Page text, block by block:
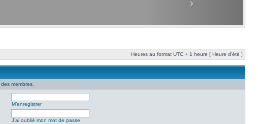
Heures au format UTC + 1 heure [ Heure d’été ]
membres.
M’enregistrer
J’ai oublié mon mot de passe